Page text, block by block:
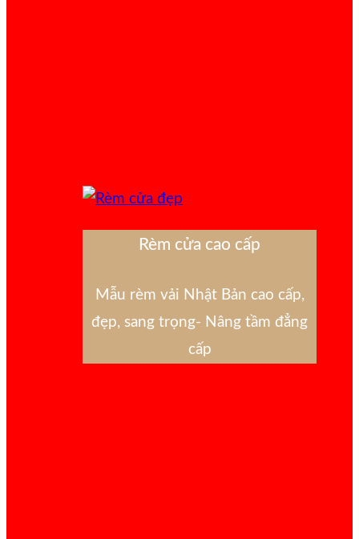
Rèm cửa cao cấp
Mẫu rèm vải Nhật Bản cao cấp,
đẹp, sang trọng- Nâng tầm đẳng
cấp